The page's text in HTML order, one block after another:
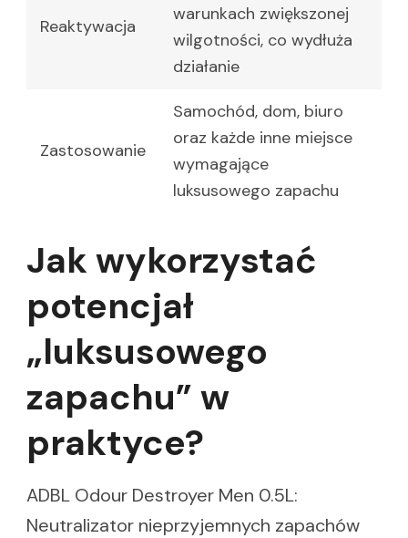
Reaktywacja
warunkach zwiększonej
wilgotności, co wydłuża
działanie
Zastosowanie
Samochód, dom, biuro
oraz każde inne miejsce
wymagające
luksusowego zapachu
Jak wykorzystać
potencjał
„luksusowego
zapachu” w
praktyce?
ADBL Odour Destroyer Men 0.5L:
Neutralizator nieprzyjemnych zapachów